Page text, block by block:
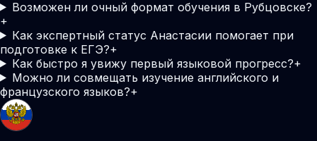
Возможен ли очный формат обучения в Рубцовске?
+
Как экспертный статус Анастасии помогает при
подготовке к ЕГЭ?+
Как быстро я увижу первый языковой прогресс?+
Можно ли совмещать изучение английского и
французского языков?+